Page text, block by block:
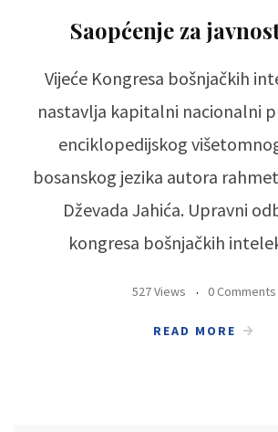
Saopćenje za
Vijeće Kongresa bošnjačkih
nastavlja kapitalni nacionalni
enciklopedijskog
bosanskog jezika autora
Dževada Jahića. Upravni
kongresa bošnjačkih
527 Views 0 Comments
READ MORE